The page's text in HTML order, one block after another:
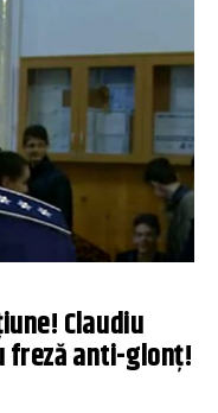
Claudiu
freză anti-glonţ!